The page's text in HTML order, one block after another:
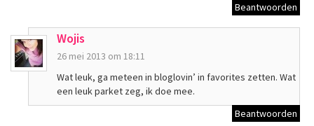
Beantwoorden
Wojis
26 mei 2013 om 18:11
Wat leuk, ga meteen in bloglovin’ in favorites zetten. Wat
een leuk parket zeg, ik doe mee.
Beantwoorden